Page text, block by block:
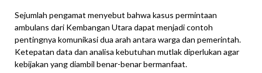
Sejumlah pengamat menyebut bahwa kasus permintaan
ambulans dari Kembangan Utara dapat menjadi contoh
pentingnya komunikasi dua arah antara warga dan pemerintah.
Ketepatan data dan analisa kebutuhan mutlak diperlukan agar
kebijakan yang diambil benar-benar bermanfaat.